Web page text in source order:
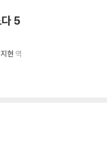
5
현 역